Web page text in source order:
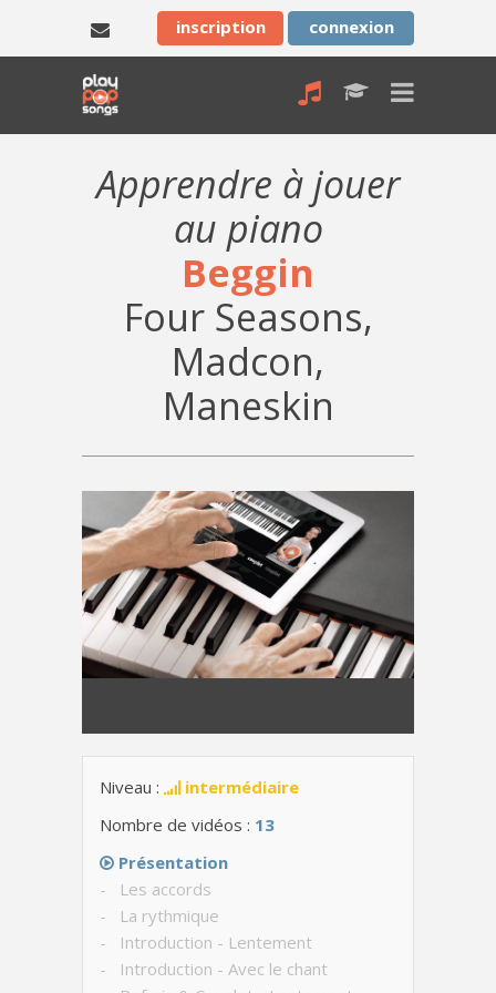
inscription connexion
Apprendre à jouer
au piano
Beggin
Four Seasons,
Madcon,
Maneskin
Niveau :
intermédiaire
Nombre de vidéos : 13
Présentation
- Les accords
- La rythmique
- Introduction - Lentement
- Introduction - Avec le chant